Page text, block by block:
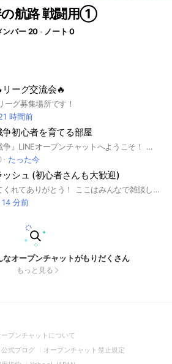
の航路 戦闘用①
ンバー 20 ノート 0
ーグ交流会🔥
ーグ募集場所です！
時間前
初心者を育てる部屋
『にゃんこ大戦争』LINEオープンチャットへようこそ！ このオープンチャットでは,にゃんこ大戦争に関する情報を自由に共有できます。最新のアップデート情報やイベント情報もお見逃しなく！初心者も上級者も大歓迎です。 ぜひ気軽に参加して,にゃんこたちの世界を楽しみましょう！ #にゃんこ大戦争 #BattleCats
たった今
シュ (初心者さんも大歓迎)
ここを見つけてくれてありがとう！ ここはみんなで雑談したり遊んだりする場所です！フレやルーム募集、質問なども全然OK このオプでやっちゃダメなのは、荒らし、下ネタ、垢交換等、ですそれ以外は大体大丈夫です！ 初心者さんからガチ勢さんまでみんな大歓迎！リークはサブオプに専用のものがあるので貼るならそこでお願いします！ #ワンピース#ONE PIECE#バウンティラッシュ#バウンティ#OB#ob
14 分前
なオープンチャットがもりだくさん
もっと見る
ープンチャットについて
in
公式ブログ
(Open
in
オープンチャット禁止規定(Open